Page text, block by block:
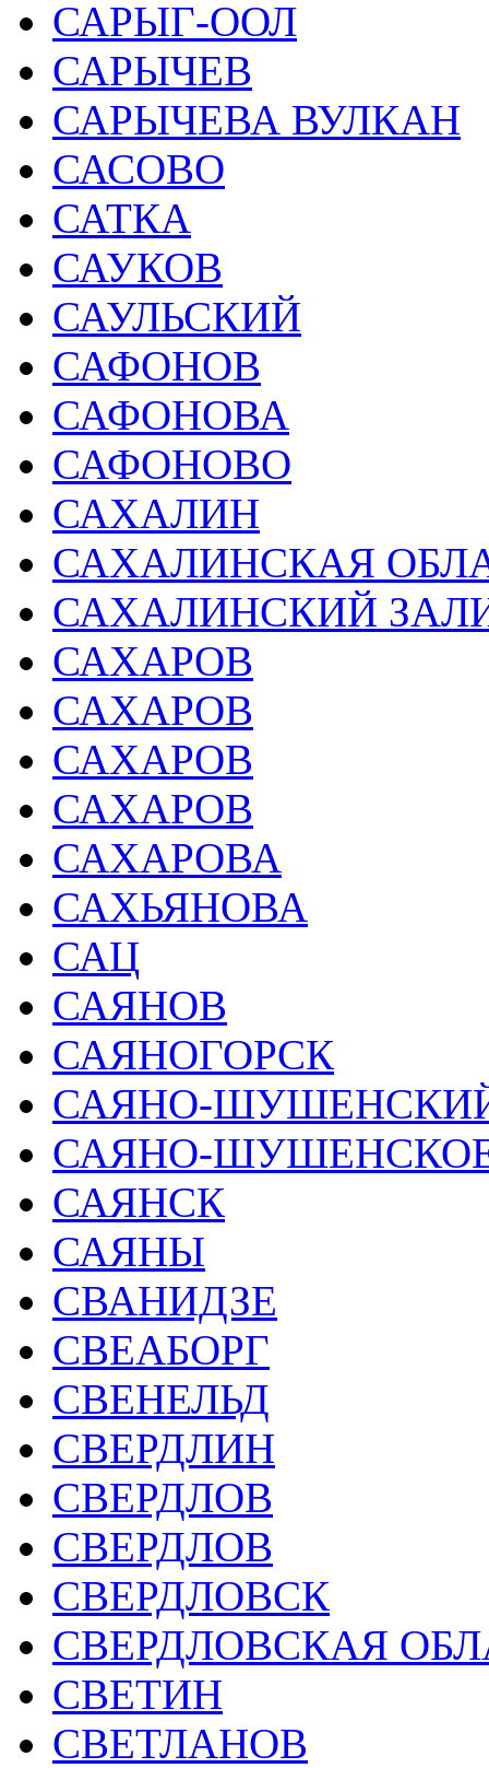
САРЫГ-ООЛ
САРЫЧЕВ
САРЫЧЕВА ВУЛКАН
САСОВО
САТКА
САУКОВ
САУЛЬСКИЙ
САФОНОВ
САФОНОВА
САФОНОВО
САХАЛИН
САХАЛИНСКАЯ
САХАЛИНСКИЙ
САХАРОВ
САХАРОВ
САХАРОВ
САХАРОВ
САХАРОВА
САХЬЯНОВА
САЦ
САЯНОВ
САЯНОГОРСК
САЯНО-
САЯНО-
САЯНСК
САЯНЫ
СВАНИДЗЕ
СВЕАБОРГ
СВЕНЕЛЬД
СВЕРДЛИН
СВЕРДЛОВ
СВЕРДЛОВ
СВЕРДЛОВСК
СВЕРДЛОВСКАЯ
СВЕТИН
СВЕТЛАНОВ